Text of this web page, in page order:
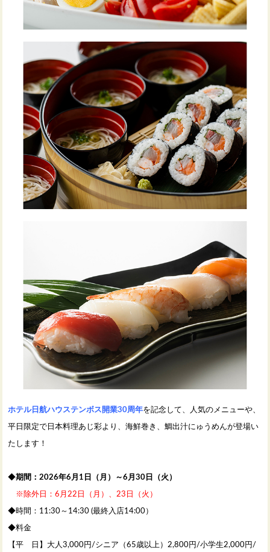
ホテル日航ハウステンボス開業30周年を記念して、人気のメニューや、
平日限定で日本料理あじ彩より、海鮮巻き、鯛出汁にゅうめんが登場い
たします！
◆期間：2026年6月1日（月）～6月30日（火）
※除外日：6月22日（月）、23日（火）
◆時間：11:30～14:30 (最終入店14:00）
◆料金
【平 日】大人3,000円/シニア（65歳以上）2,800円/小学生2,000円/